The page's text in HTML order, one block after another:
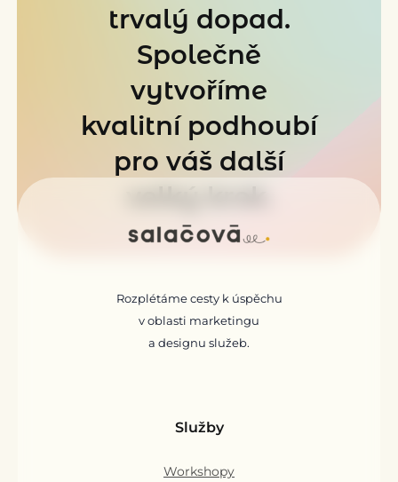
trvalý dopad.
Společně
vytvoříme
kvalitní podhoubí
pro váš další
Rozplétáme cesty k úspěchu
v oblasti marketingu
a designu služeb.
Služby
Workshopy